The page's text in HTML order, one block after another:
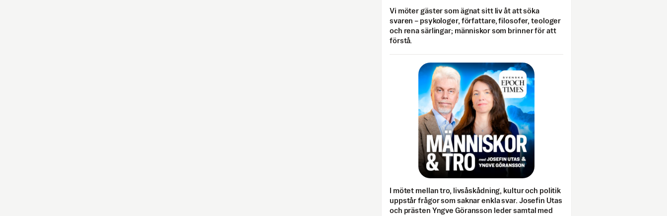
Vi möter gäster som ägnat sitt liv åt att söka
svaren – psykologer, författare, filosofer, teologer
och rena särlingar; människor som brinner för att
förstå.
I mötet mellan tro, livsåskådning, kultur och politik
uppstår frågor som saknar enkla svar. Josefin Utas
och prästen Yngve Göransson leder samtal med